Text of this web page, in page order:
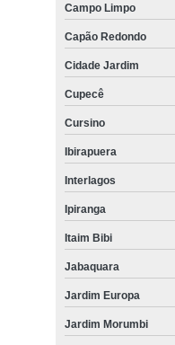
Campo Limpo
Capão Redondo
Cidade Jardim
Cupecê
Cursino
Ibirapuera
Interlagos
Ipiranga
Itaim Bibi
Jabaquara
Jardim Europa
Jardim Morumbi